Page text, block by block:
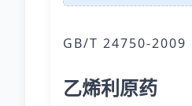
GB/T 24750-2009
乙烯利原药